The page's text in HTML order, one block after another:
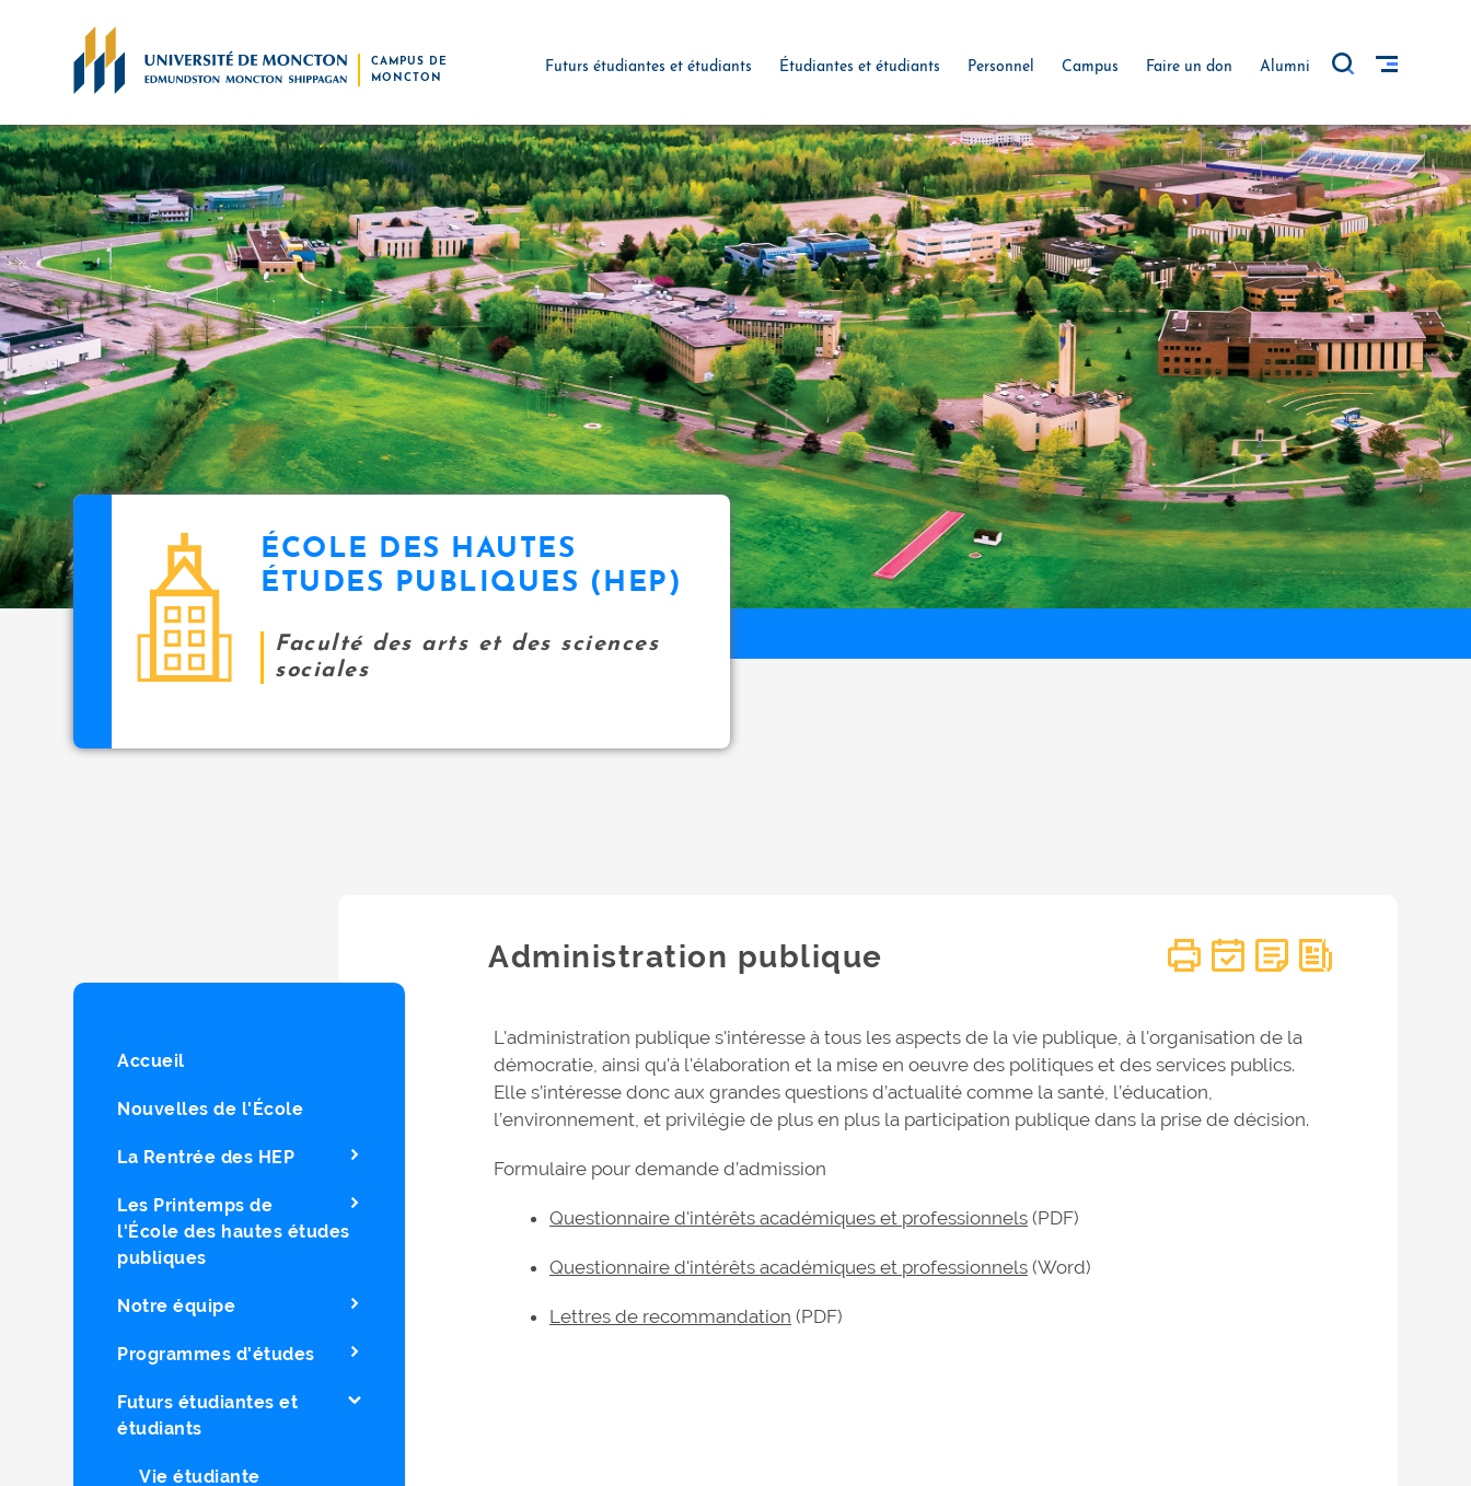
CAMPUS DE
MONCTON
Futurs étudiantes et étudiants Étudiantes et étudiants Personnel Campus Faire un don Alumni
ÉCOLE DES HAUTES
ÉTUDES PUBLIQUES (HEP)
Faculté des arts et des sciences
sociales
Accueil
Nouvelles de l'École
La Rentrée des HEP
Les Printemps de
l'École des hautes études
publiques
Notre équipe
Programmes d'études
Futurs étudiantes et
étudiants
Vie étudiante
Administration publique
L'administration publique s'intéresse à tous les aspects de la vie publique, à l'organisation de la
démocratie, ainsi qu'à l'élaboration et la mise en oeuvre des politiques et des services publics.
Elle s’intéresse donc aux grandes questions d’actualité comme la santé, l’éducation,
l’environnement, et privilégie de plus en plus la participation publique dans la prise de décision.
Formulaire pour demande d’admission
Questionnaire d'intérêts académiques et professionnels (PDF)
Questionnaire d'intérêts académiques et professionnels (Word)
Lettres de recommandation (PDF)